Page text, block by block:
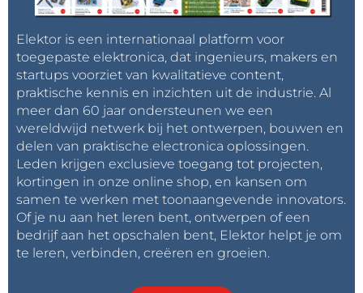
Elektor is een internationaal platform voor
toegepaste elektronica, dat ingenieurs, makers en
startups voorziet van kwalitatieve content,
praktische kennis en inzichten uit de industrie. Al
meer dan 60 jaar ondersteunen we een
wereldwijd netwerk bij het ontwerpen, bouwen en
delen van praktische electronica oplossingen.
Leden krijgen exclusieve toegang tot projecten,
kortingen in onze online shop, en kansen om
samen te werken met toonaangevende innovators.
Of je nu aan het leren bent, ontwerpen of een
bedrijf aan het opschalen bent, Elektor helpt je om
te leren, verbinden, creëren en groeien.